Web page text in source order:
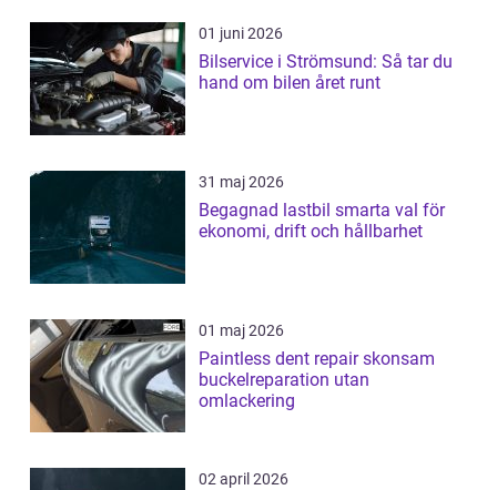
01 juni 2026
Bilservice i Strömsund: Så tar du
hand om bilen året runt
31 maj 2026
Begagnad lastbil smarta val för
ekonomi, drift och hållbarhet
01 maj 2026
Paintless dent repair skonsam
buckelreparation utan
omlackering
02 april 2026